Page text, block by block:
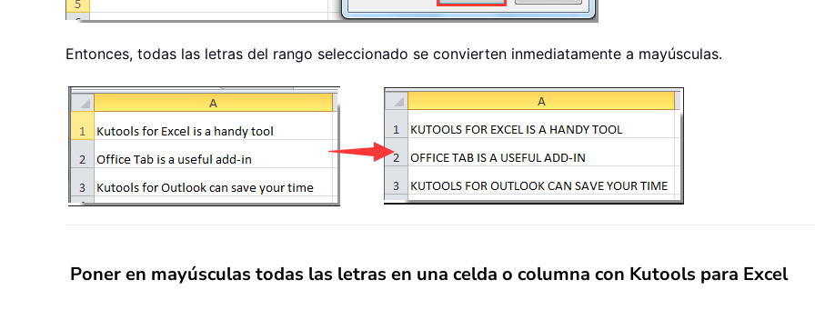
Entonces, todas las letras del rango seleccionado se convierten inmediatamente a mayúsculas.
Poner en mayúsculas todas las letras en una celda o columna con Kutools para Excel